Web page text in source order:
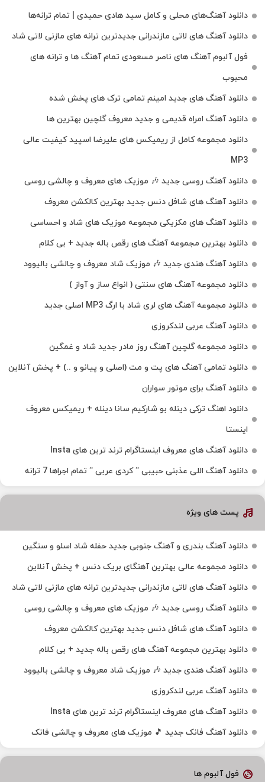
دانلود آهنگ‌های محلی و کامل سید هادی حمیدی | تمام ترانه‌ها
دانلود آهنگ‌ های لاتی مازندرانی جدیدترین ترانه های مازنی لاتی شاد
فول آلبوم آهنگ‌ های ناصر مسعودی تمام آهنگ‌ ها و ترانه‌ های
محبوب
دانلود آهنگ های جدید امینم تمامی ترک های پخش شده
دانلود آهنگ امراه قدیمی و جدید معروف گلچین بهترین ها
دانلود مجموعه کامل از ریمیکس های علیرضا اسپید کیفیت عالی
MP3
دانلود آهنگ روسی جدید 🎶 موزیک‌ های معروف و چالشی روسی
دانلود آهنگ های شافل دنس جدید بهترین کالکشن معروف
دانلود آهنگ‌ های مکزیکی مجموعه موزیک‌ های شاد و احساسی
دانلود بهترین مجموعه آهنگ های رقص باله جدید + بی کلام
دانلود آهنگ هندی جدید 🎶 موزیک شاد معروف و چالشی بالیوود
دانلود مجموعه آهنگ های سنتی ( انواع ساز و آواز )
دانلود مجموعه آهنگ های لری شاد با ارگ MP3 اصلی جدید
دانلود آهنگ عربی لندکروزی
دانلود مجموعه گلچین آهنگ روز مادر جدید شاد و غمگین
دانلود تمامی آهنگ های پت و مت (اصلی و پیانو و ..) + پخش آنلاین
دانلود آهنگ برای موتور سواران
دانلود اهنگ ترکی دینله بو شارکیم سانا دینله + ریمیکس معروف
اینستا
دانلود آهنگ‌ های معروف اینستاگرام ترند ترین های Insta
دانلود آهنگ اللی عذبنی حبیبی ” کردی عربی ” تمام اجراها 7 ترانه
پست های ویژه
دانلود آهنگ بندری و آهنگ جنوبی جدید حفله شاد اسلو و سنگین
دانلود مجموعه عالی بهترین آهنگای بریک دنس + پخش آنلاین
دانلود آهنگ‌ های لاتی مازندرانی جدیدترین ترانه های مازنی لاتی شاد
دانلود آهنگ روسی جدید 🎶 موزیک‌ های معروف و چالشی روسی
دانلود آهنگ های شافل دنس جدید بهترین کالکشن معروف
دانلود بهترین مجموعه آهنگ های رقص باله جدید + بی کلام
دانلود آهنگ هندی جدید 🎶 موزیک شاد معروف و چالشی بالیوود
دانلود آهنگ عربی لندکروزی
دانلود آهنگ‌ های معروف اینستاگرام ترند ترین های Insta
دانلود آهنگ فانک جدید 🎵 موزیک‌ های معروف و چالشی فانک
فول آلبوم ها